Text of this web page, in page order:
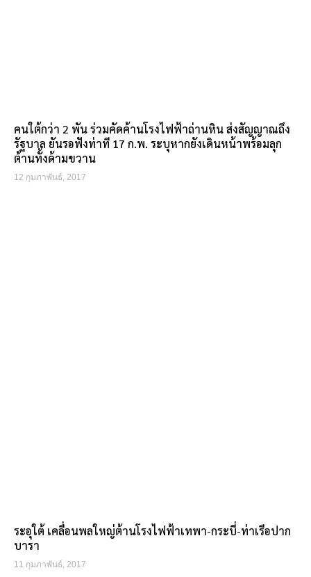
คนใต้กว่า 2 พัน ร่วมคัดค้านโรงไฟฟ้าถ่านหิน ส่งสัญญาณถึง
รัฐบาล ยันรอฟังท่าที 17 ก.พ. ระบุหากยังเดินหน้าพร้อมลุก
ต้านทั้งด้ามขวาน
12 กุมภาพันธ์, 2017
ระอุใต้ เคลื่อนพลใหญ่ต้านโรงไฟฟ้าเทพา-กระบี่-ท่าเรือปาก
บารา
11 กุมภาพันธ์, 2017